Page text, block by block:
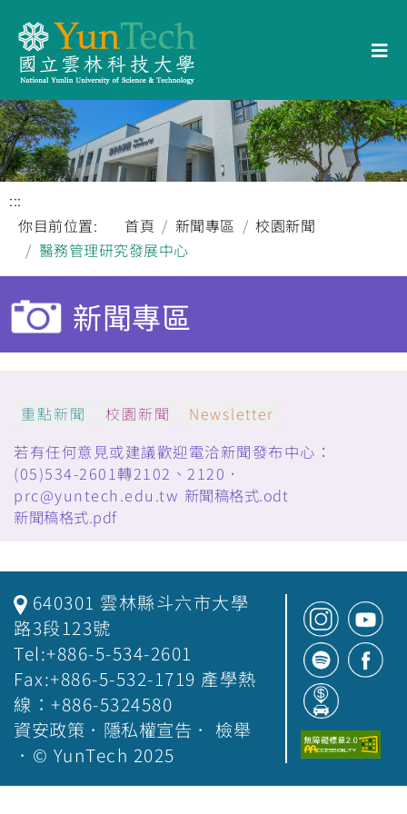
:::
你目前位置:
首頁 新聞專區
校園新聞
醫務管理研究發展中心
新聞專區
重點新聞 校園新聞
Newsletter
若有任何意見或建議歡迎電洽新聞發布中心：
(05)534-2601轉2102、2120．
prc@yuntech.edu.tw 新聞稿格式.odt
新聞稿格式.pdf
640301 雲林縣斗六市大學
路3段123號
Tel:+886-5-534-2601
Fax:+886-5-532-1719 產學熱
線：+886-5324580
資安政策 ． 隱私權宣告 ． 檢舉
．© YunTech 2025